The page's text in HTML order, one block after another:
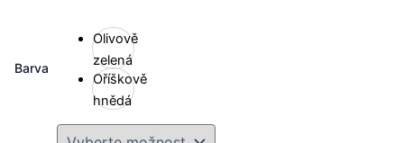
Barva
Olivově
zelená
Oříškově
hnědá